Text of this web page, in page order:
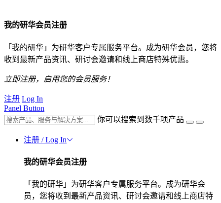
我的研华会员注册
「我的研华」为研华客户专属服务平台。成为研华会员，您将
收到最新产品资讯、研讨会邀请和线上商店特殊优惠。
立即注册，启用您的会员服务！
注册 Log In
Panel Button
你可以搜索到数千项产品
注册 / Log In
我的研华会员注册
「我的研华」为研华客户专属服务平台。成为研华会
员，您将收到最新产品资讯、研讨会邀请和线上商店特